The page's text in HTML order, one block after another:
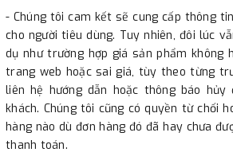
- Chúng tôi cam kết sẽ cung cấp thông
cho người tiêu dùng. Tuy nhiên, đôi lúc
dụ như trường hợp giá sản phẩm không
trang web hoặc sai giá, tùy theo từng
liên hệ hướng dẫn hoặc thông báo hủy
khách. Chúng tôi cũng có quyền từ chối
hàng nào dù đơn hàng đó đã hay chưa
thanh toán.